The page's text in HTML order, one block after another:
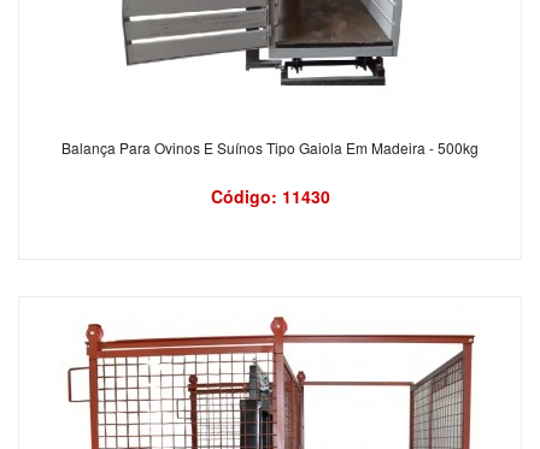
Balança Para Ovinos E Suínos Tipo Gaiola Em Madeira - 500kg
Código: 11430